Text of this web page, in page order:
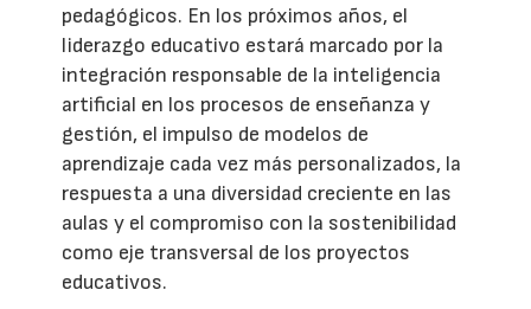
pedagógicos. En los próximos años, el
liderazgo educativo estará marcado por la
integración responsable de la inteligencia
artificial en los procesos de enseñanza y
gestión, el impulso de modelos de
aprendizaje cada vez más personalizados, la
respuesta a una diversidad creciente en las
aulas y el compromiso con la sostenibilidad
como eje transversal de los proyectos
educativos.